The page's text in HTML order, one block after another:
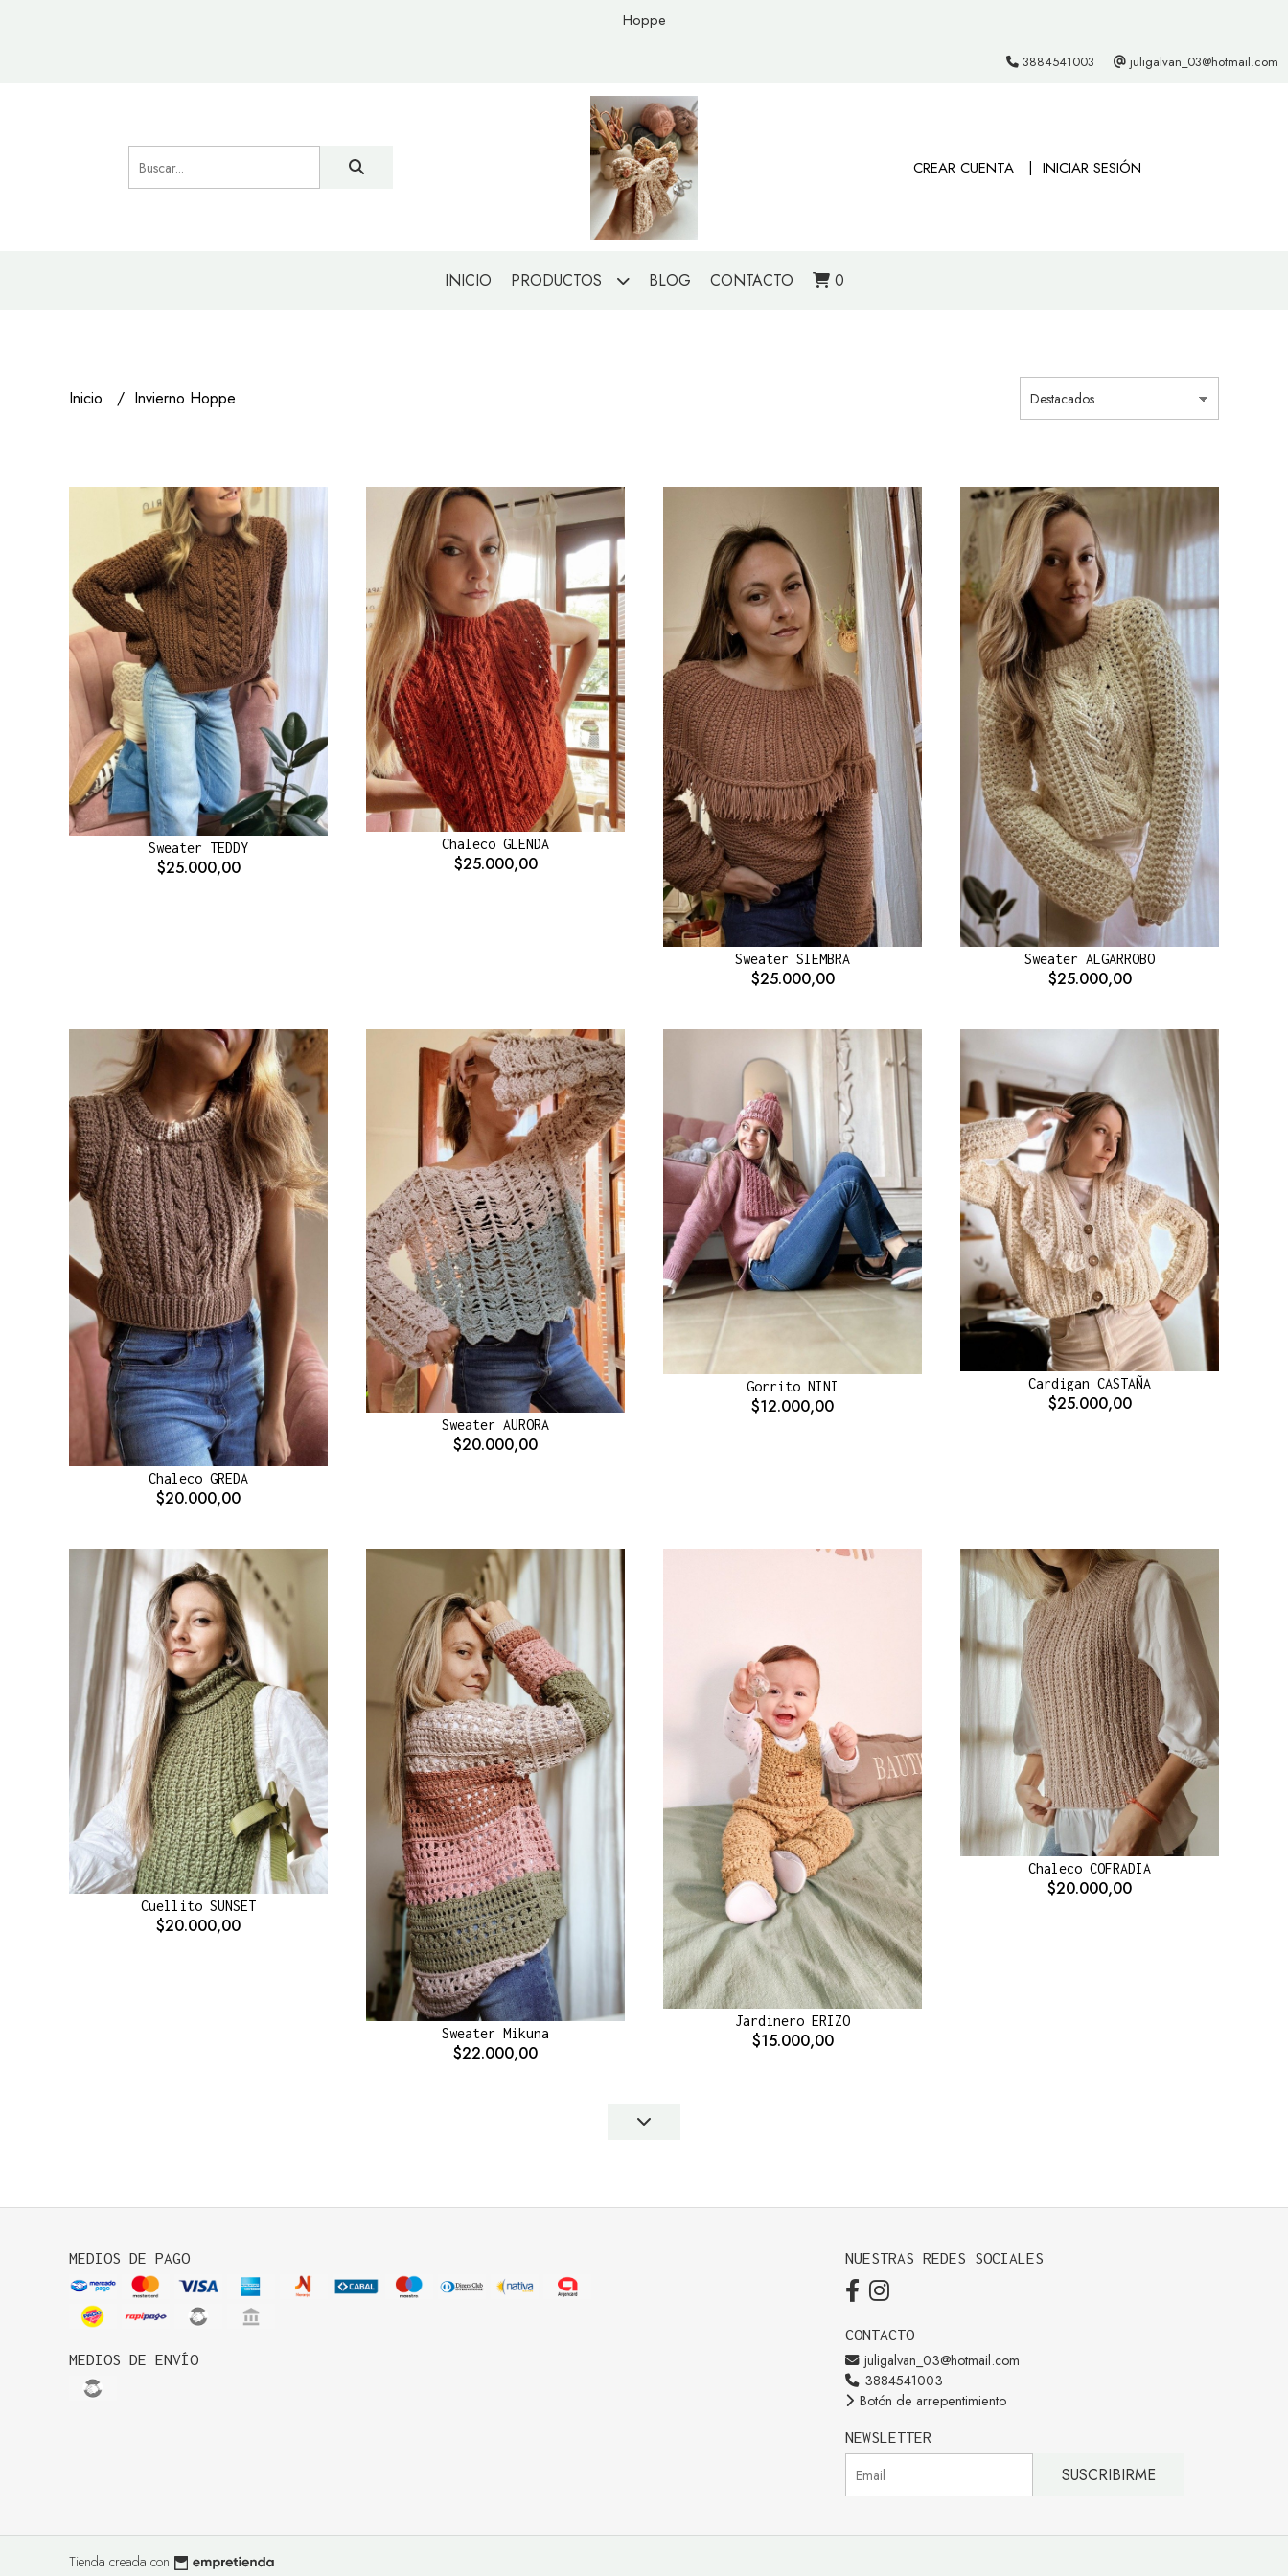
Hoppe
3884541003 juligalvan_03@hotmail.com
CREAR CUENTA INICIAR SESIÓN
INICIO PRODUCTOS BLOG CONTACTO 0
Inicio Invierno Hoppe
Sweater TEDDY
$25.000,00
Chaleco GLENDA
$25.000,00
Sweater SIEMBRA
$25.000,00
Sweater ALGARROBO
$25.000,00
Chaleco GREDA
$20.000,00
Sweater AURORA
$20.000,00
Gorrito NINI
$12.000,00
Cardigan CASTAÑA
$25.000,00
Cuellito SUNSET
$20.000,00
Sweater Mikuna
$22.000,00
Jardinero ERIZO
$15.000,00
Chaleco COFRADIA
$20.000,00
MEDIOS DE PAGO
MEDIOS DE ENVÍO
NUESTRAS REDES SOCIALES
CONTACTO
juligalvan_03@hotmail.com
3884541003
Botón de arrepentimiento
NEWSLETTER
SUSCRIBIRME
Tienda creada con